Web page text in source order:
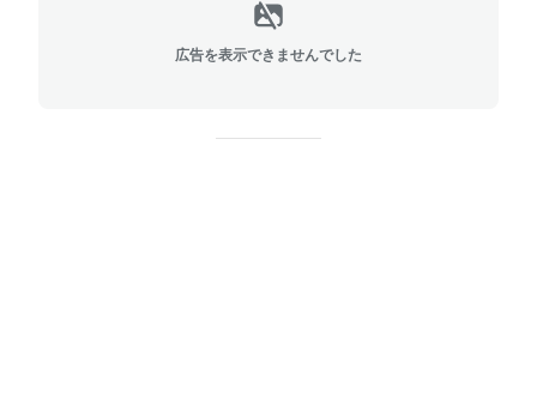
広告を表示できませんでした